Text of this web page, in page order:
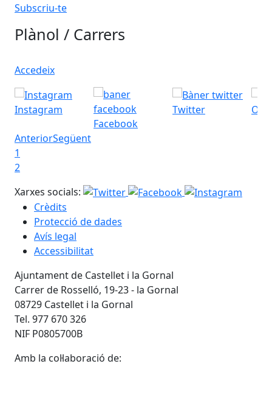
Subscriu-te
Plànol / Carrers
Accedeix
Instagram
Facebook
Twitter
AnteriorSegüent
1
2
Xarxes socials:
Crèdits
Protecció de dades
Avís legal
Accessibilitat
Ajuntament de Castellet i la Gornal
Carrer de Rosselló, 19-23 - la Gornal
08729 Castellet i la Gornal
Tel. 977 670 326
NIF P0805700B
Amb la col·laboració de: